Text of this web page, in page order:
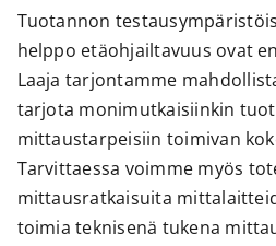
Tuotannon
helppo etäohjailtavuus ovat
Laaja tarjontamme
tarjota monimutkaisiinkin
mittaustarpeisiin toimivan
Tarvittaessa voimme myös
mittausratkaisuita
toimia teknisenä tukena